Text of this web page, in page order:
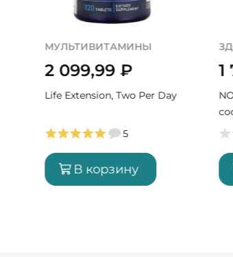
МУЛЬТИВИТАМИНЫ
2 099,99₽
Life Extension, Two Per Day
5
В корзину
1